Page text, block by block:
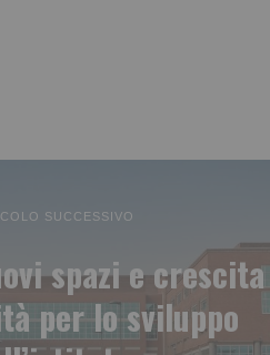
SUCCESSIVO
spazi e crescita
per lo sviluppo